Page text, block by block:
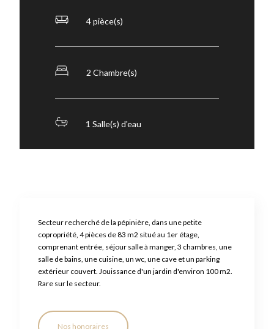
4 pièce(s)
2 Chambre(s)
1 Salle(s) d'eau
Secteur recherché de la pépinière, dans une petite
copropriété, 4 pièces de 83 m2 situé au 1er étage,
comprenant entrée, séjour salle à manger, 3 chambres, une
salle de bains, une cuisine, un wc, une cave et un parking
extérieur couvert. Jouissance d'un jardin d'environ 100 m2.
Rare sur le secteur.
Nos honoraires